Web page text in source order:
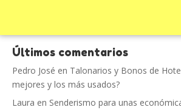
Últimos comentarios
Pedro José en Talonarios y Bonos de
mejores y los más usados?
Laura en Senderismo para unas